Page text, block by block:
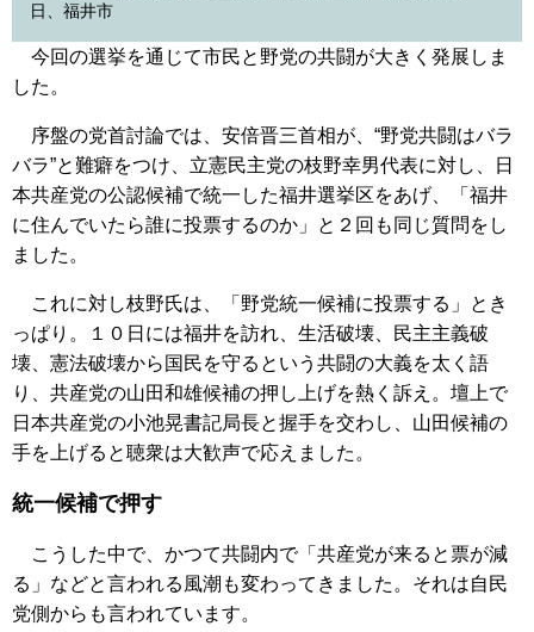
日、福井市
今回の選挙を通じて市民と野党の共闘が大きく発展しま
した。
序盤の党首討論では、安倍晋三首相が、“野党共闘はバラ
バラ”と難癖をつけ、立憲民主党の枝野幸男代表に対し、日
本共産党の公認候補で統一した福井選挙区をあげ、「福井
に住んでいたら誰に投票するのか」と２回も同じ質問をし
ました。
これに対し枝野氏は、「野党統一候補に投票する」とき
っぱり。１０日には福井を訪れ、生活破壊、民主主義破
壊、憲法破壊から国民を守るという共闘の大義を太く語
り、共産党の山田和雄候補の押し上げを熱く訴え。壇上で
日本共産党の小池晃書記局長と握手を交わし、山田候補の
手を上げると聴衆は大歓声で応えました。
統一候補で押す
こうした中で、かつて共闘内で「共産党が来ると票が減
る」などと言われる風潮も変わってきました。それは自民
党側からも言われています。